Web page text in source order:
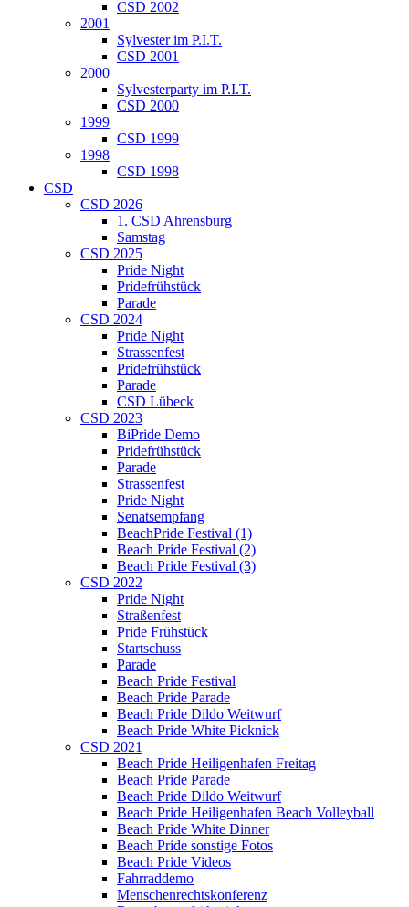
CSD 2002
2001
Sylvester im P.I.T.
CSD 2001
2000
Sylvesterparty im P.I.T.
CSD 2000
1999
CSD 1999
1998
CSD 1998
CSD
CSD 2026
1. CSD Ahrensburg
Samstag
CSD 2025
Pride Night
Pridefrühstück
Parade
CSD 2024
Pride Night
Strassenfest
Pridefrühstück
Parade
CSD Lübeck
CSD 2023
BiPride Demo
Pridefrühstück
Parade
Strassenfest
Pride Night
Senatsempfang
BeachPride Festival (1)
Beach Pride Festival (2)
Beach Pride Festival (3)
CSD 2022
Pride Night
Straßenfest
Pride Frühstück
Startschuss
Parade
Beach Pride Festival
Beach Pride Parade
Beach Pride Dildo Weitwurf
Beach Pride White Picknick
CSD 2021
Beach Pride Heiligenhafen Freitag
Beach Pride Parade
Beach Pride Dildo Weitwurf
Beach Pride Heiligenhafen Beach Volleyball
Beach Pride White Dinner
Beach Pride sonstige Fotos
Beach Pride Videos
Fahrraddemo
Menschenrechtskonferenz